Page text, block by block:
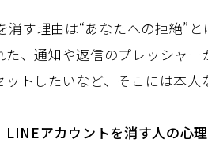
消す理由は“あなたへの拒絶”と
た、通知や返信のプレッシャ
トしたいなど、そこには本人
LINEアカウントを消す人の心理